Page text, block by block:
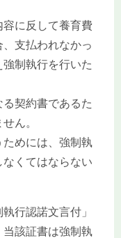
に反して養育費
支払われなかっ
制執行を行いた
契約書であるた
ん。
めには、強制執
くてはならない
行認諾文言付」
該証書は強制執